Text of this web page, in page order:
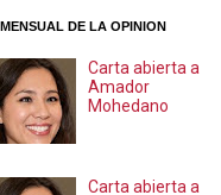
DE LA OPINION
Carta abierta a
Amador
Mohedano
Carta abierta a